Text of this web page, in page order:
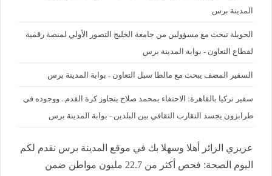
المدينة برس
الحويلة تبحث مع مسؤولين من جامعة الخليج التصور الأولي لمنصة رقمية
لقطاع التعاون - بوابة المدينة برس
السفير المضف يبحث مع مالطا سبل التعاون - بوابة المدينة برس
سفير تركيا بالقاهرة: الاحتفاء بمحمد صلاح يتجاوز كرة القدم.. ووجوده في
طرابزون يجسد التقارب الثقافي بين البلدين - بوابة المدينة برس
عزيزي الزائر أهلا وسهلا بك في موقع المدينة برس نقدم لكم
اليوم الصحة: فحص أكثر من 22.7 مليون مواطن ضمن